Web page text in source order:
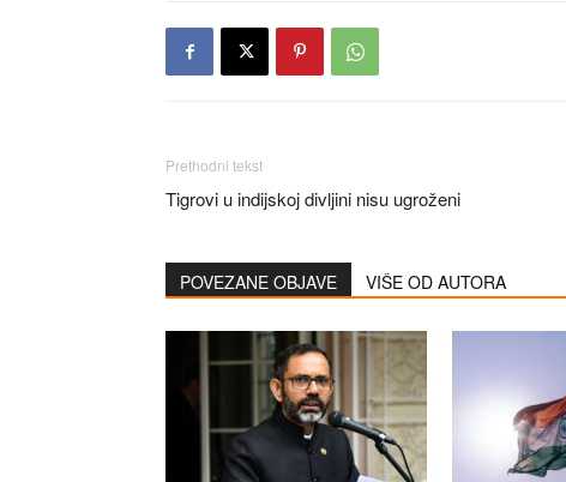
Prethodni tekst
Tigrovi u indijskoj divljini nisu ugroženi
POVEZANE OBJAVE VIŠE OD AUTORA